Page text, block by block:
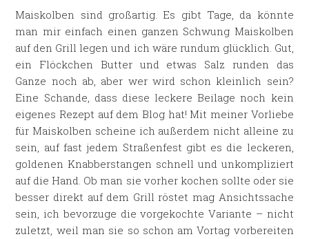
Maiskolben sind großartig. Es gibt Tage, da könnte
man mir einfach einen ganzen Schwung Maiskolben
auf den Grill legen und ich wäre rundum glücklich. Gut,
ein Flöckchen Butter und etwas Salz runden das
Ganze noch ab, aber wer wird schon kleinlich sein?
Eine Schande, dass diese leckere Beilage noch kein
eigenes Rezept auf dem Blog hat! Mit meiner Vorliebe
für Maiskolben scheine ich außerdem nicht alleine zu
sein, auf fast jedem Straßenfest gibt es die leckeren,
goldenen Knabberstangen schnell und unkompliziert
auf die Hand. Ob man sie vorher kochen sollte oder sie
besser direkt auf dem Grill röstet mag Ansichtssache
sein, ich bevorzuge die vorgekochte Variante – nicht
zuletzt, weil man sie so schon am Vortag vorbereiten